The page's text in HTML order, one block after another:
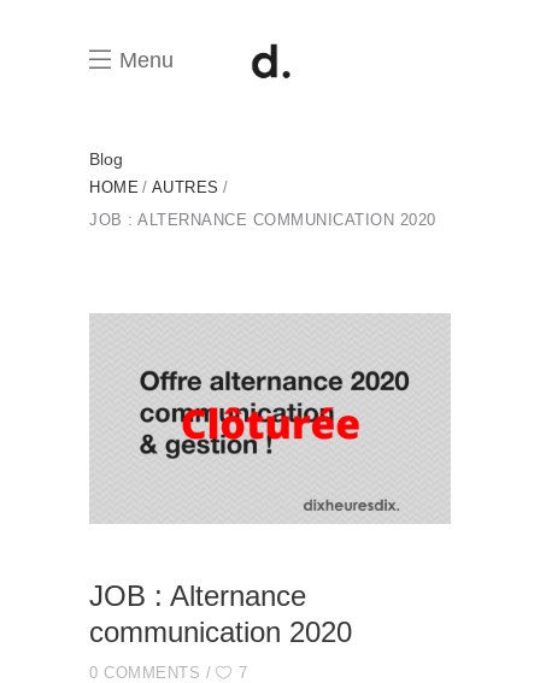
Menu
Blog
HOME
AUTRES
JOB : ALTERNANCE COMMUNICATION 2020
JOB : Alternance
communication 2020
0 COMMENTS 7